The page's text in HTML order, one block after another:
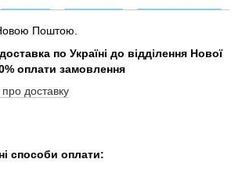
Поштою.
по Україні до відділення Нової
оплати замовлення
доставку
способи оплати: